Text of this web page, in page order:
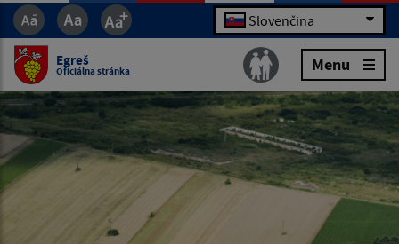
Slovenčina
Egreš
Oficiálna stránka Menu